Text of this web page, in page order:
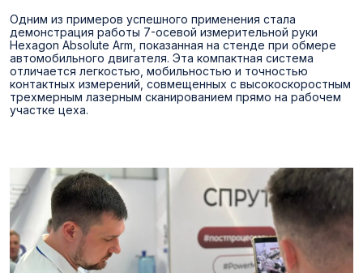
Одним из примеров успешного применения стала
демонстрация работы 7-осевой измерительной руки
Hexagon Absolute Arm, показанная на стенде при обмере
автомобильного двигателя. Эта компактная система
отличается легкостью, мобильностью и точностью
контактных измерений, совмещенных с высокоскоростным
трехмерным лазерным сканированием прямо на рабочем
участке цеха.